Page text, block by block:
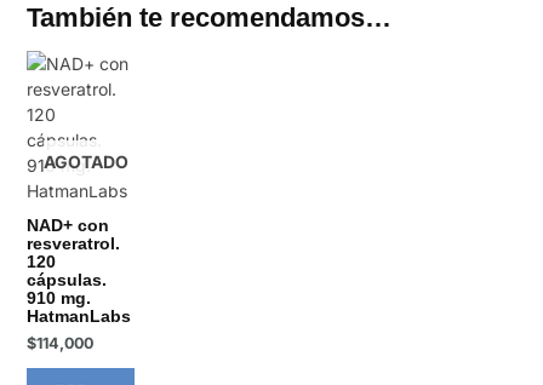
También te recomendamos…
AGOTADO
NAD+ con
resveratrol.
120
cápsulas.
910 mg.
HatmanLabs
$114,000